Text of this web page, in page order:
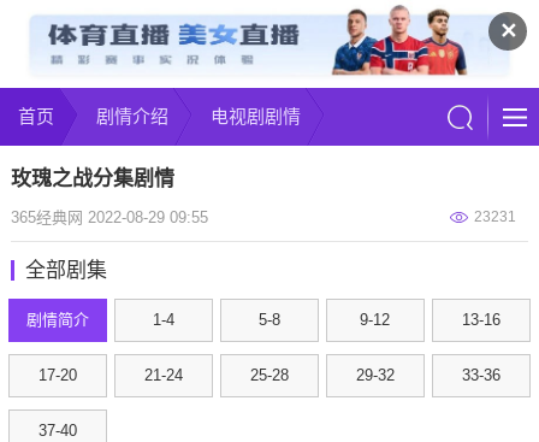
✕
首页 剧情介绍 电视剧剧情
玫瑰之战分集剧情
23231
365经典网 2022-08-29 09:55
全部剧集
剧情简介 1-4 5-8 9-12 13-16
17-20 21-24 25-28 29-32 33-36
37-40